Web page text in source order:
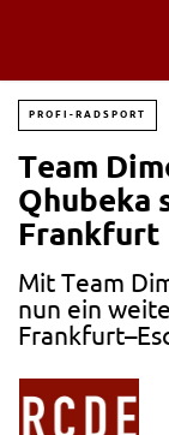
PROFI-RADSPORT
Team
Qhubeka
Frankfurt
Mit Team
nun ein